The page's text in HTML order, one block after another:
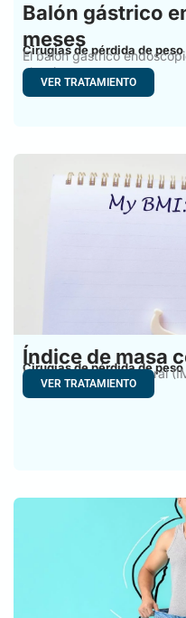
Balón gástrico
meses
Cirugías de pérdida de peso
El balón gástrico
cirugía
VER TRATAMIENTO
Índice de masa
Cirugías de pérdida de peso
Índice de Masa Corporal
VER TRATAMIENTO